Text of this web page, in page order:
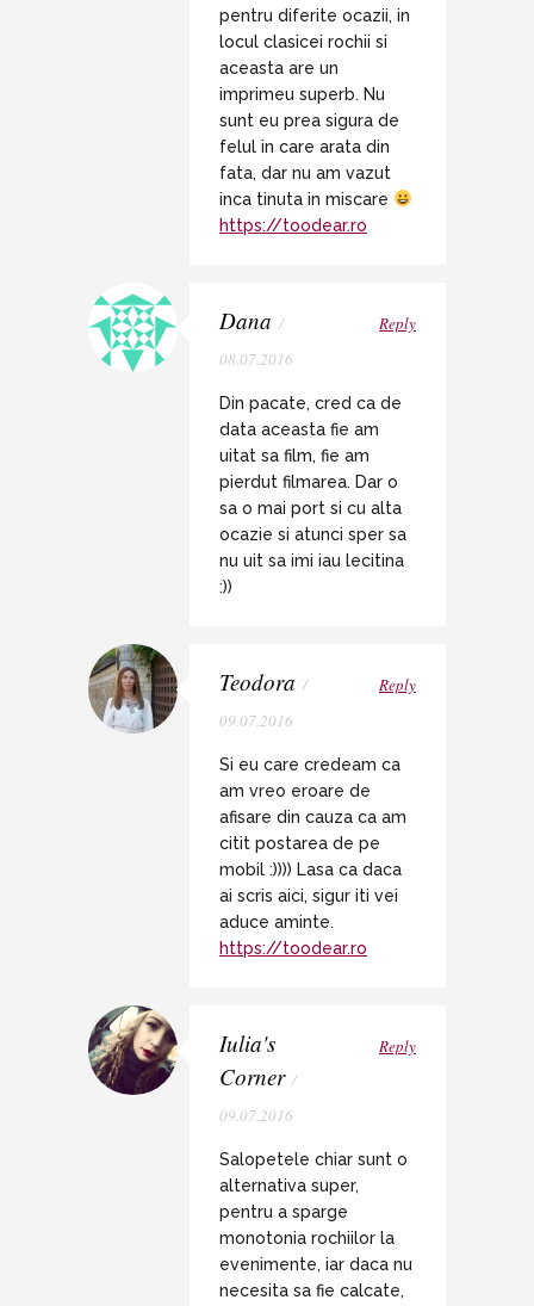
pentru diferite ocazii, in
locul clasicei rochii si
aceasta are un
imprimeu superb. Nu
sunt eu prea sigura de
felul in care arata din
fata, dar nu am vazut
inca tinuta in miscare
https://toodear.ro
Dana /
08.07.2016
Reply
Din pacate, cred ca de
data aceasta fie am
uitat sa film, fie am
pierdut filmarea. Dar o
sa o mai port si cu alta
ocazie si atunci sper sa
nu uit sa imi iau lecitina
:))
Teodora /
09.07.2016
Reply
Si eu care credeam ca
am vreo eroare de
afisare din cauza ca am
citit postarea de pe
mobil :)))) Lasa ca daca
ai scris aici, sigur iti vei
aduce aminte.
https://toodear.ro
Iulia's
Corner /
09.07.2016
Reply
Salopetele chiar sunt o
alternativa super,
pentru a sparge
monotonia rochiilor la
evenimente, iar daca nu
necesita sa fie calcate,